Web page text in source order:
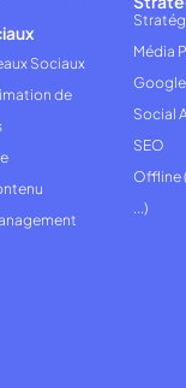
Sociaux
de
Média
Social
SEO
Offline
...)